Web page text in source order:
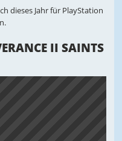
dieses Jahr für PlayStation
II SAINTS